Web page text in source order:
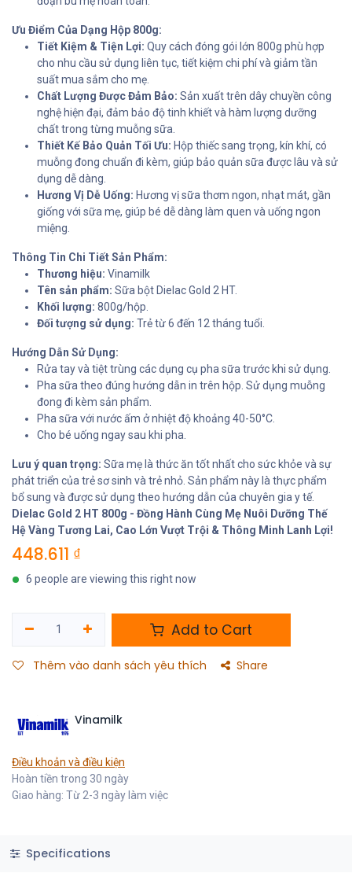
Ưu Điểm Của Dạng Hộp 800g:
Tiết Kiệm & Tiện Lợi: Quy cách đóng gói lớn 800g phù hợp
cho nhu cầu sử dụng liên tục, tiết kiệm chi phí và giảm tần
suất mua sắm cho mẹ.
Chất Lượng Được Đảm Bảo: Sản xuất trên dây chuyền công
nghệ hiện đại, đảm bảo độ tinh khiết và hàm lượng dưỡng
chất trong từng muỗng sữa.
Thiết Kế Bảo Quản Tối Ưu: Hộp thiếc sang trọng, kín khí, có
muỗng đong chuẩn đi kèm, giúp bảo quản sữa được lâu và sử
dụng dễ dàng.
Hương Vị Dễ Uống: Hương vị sữa thơm ngon, nhạt mát, gần
giống với sữa mẹ, giúp bé dễ dàng làm quen và uống ngon
miệng.
Thông Tin Chi Tiết Sản Phẩm:
Thương hiệu: Vinamilk
Tên sản phẩm: Sữa bột Dielac Gold 2 HT.
Khối lượng: 800g/hộp.
Đối tượng sử dụng: Trẻ từ 6 đến 12 tháng tuổi.
Hướng Dẫn Sử Dụng:
Rửa tay và tiệt trùng các dụng cụ pha sữa trước khi sử dụng.
Pha sữa theo đúng hướng dẫn in trên hộp. Sử dụng muỗng
đong đi kèm sản phẩm.
Pha sữa với nước ấm ở nhiệt độ khoảng 40-50°C.
Cho bé uống ngay sau khi pha.
Lưu ý quan trọng: Sữa mẹ là thức ăn tốt nhất cho sức khỏe và sự
phát triển của trẻ sơ sinh và trẻ nhỏ. Sản phẩm này là thực phẩm
bổ sung và được sử dụng theo hướng dẫn của chuyên gia y tế.
Dielac Gold 2 HT 800g - Đồng Hành Cùng Mẹ Nuôi Dưỡng Thế
Hệ Vàng Tương Lai, Cao Lớn Vượt Trội & Thông Minh Lanh Lợi!
448.611 ₫
6 people are viewing this right now
Add to Cart
Thêm vào danh sách yêu thích Share
Vinamilk
Điều khoản và điều kiện
Hoàn tiền trong 30 ngày
Giao hàng: Từ 2-3 ngày làm việc
Specifications